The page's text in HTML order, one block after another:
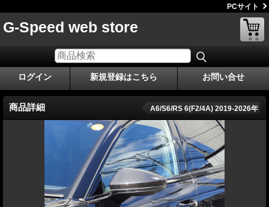
PCサイト
G-Speed web store
ログイン 新規登録はこちら お問い合せ
商品詳細 A6/S6/RS 6(F2/4A) 2019-2026年